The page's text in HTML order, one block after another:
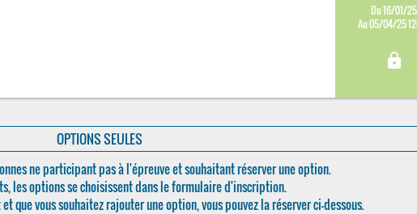
Du 16/01/25
Au 05/04/25
lock
OPTIONS SEULES
ne participant pas à l'épreuve et souhaitant réserver une option.
les options se choisissent dans le formulaire d'inscription.
que vous souhaitez rajouter une option, vous pouvez la réserver ci-dessous.